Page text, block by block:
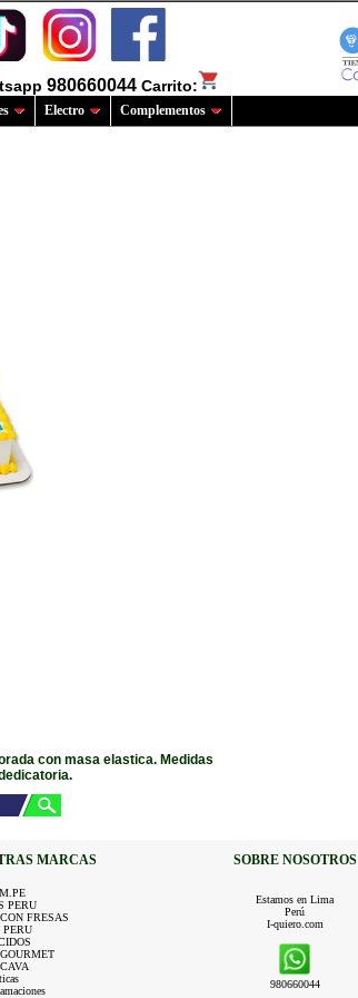
980660044 Carrito:
Electro Complementos
con masa elastica. Medidas
MARCAS SOBRE NOSOTROS
PERU
FRESAS
PERU
Estamos en Lima
Perú
I-quiero.com
980660044